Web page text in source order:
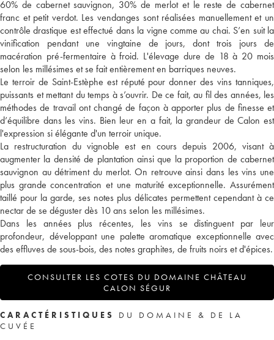
60% de cabernet sauvignon, 30% de merlot et le reste de cabernet
franc et petit verdot. Les vendanges sont réalisées manuellement et un
contrôle drastique est effectué dans la vigne comme au chai. S’en suit la
vinification pendant une vingtaine de jours, dont trois jours de
macération pré-fermentaire à froid. L'élevage dure de 18 à 20 mois
selon les millésimes et se fait entièrement en barriques neuves.
Le terroir de Saint-Estèphe est réputé pour donner des vins tanniques,
puissants et mettant du temps à s’ouvrir. De ce fait, au fil des années, les
méthodes de travail ont changé de façon à apporter plus de finesse et
d’équilibre dans les vins. Bien leur en a fait, la grandeur de Calon est
l'expression si élégante d'un terroir unique.
La restructuration du vignoble est en cours depuis 2006, visant à
augmenter la densité de plantation ainsi que la proportion de cabernet
sauvignon au détriment du merlot. On retrouve ainsi dans les vins une
plus grande concentration et une maturité exceptionnelle. Assurément
taillé pour la garde, ses notes plus délicates permettent cependant à ce
nectar de se déguster dès 10 ans selon les millésimes.
Dans les années plus récentes, les vins se distinguent par leur
profondeur, développant une palette aromatique exceptionnelle avec
des effluves de sous-bois, des notes graphites, de fruits noirs et d'épices.
CONSULTER LES COTES DU DOMAINE CHÂTEAU
CALON SÉGUR
CARACTÉRISTIQUES
DU DOMAINE & DE LA
CUVÉE